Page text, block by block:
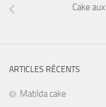
Cake
ARTICLES RÉCENTS
Matilda cake